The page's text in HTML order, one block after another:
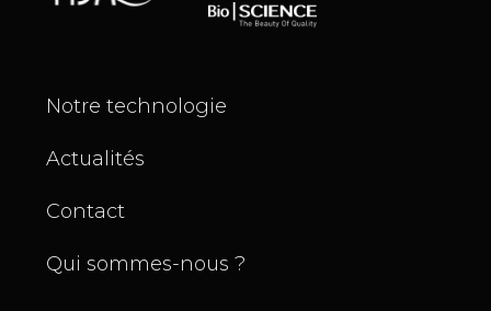
Notre technologie
Actualités
Contact
Qui sommes-nous ?